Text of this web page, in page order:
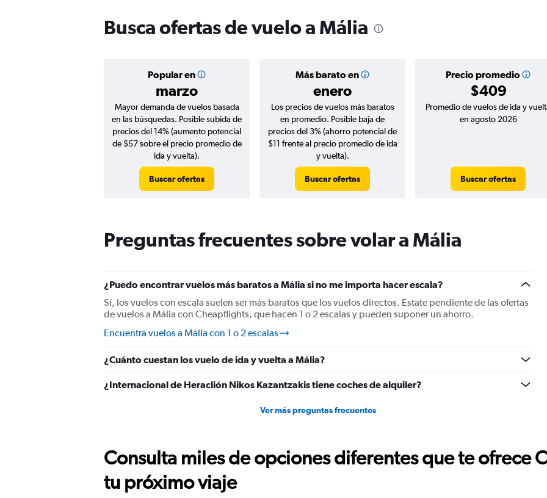
Busca ofertas de vuelo a Mália
Popular en
marzo
Más barato en
enero
Precio promedio
$409
Mayor demanda de vuelos basada
en las búsquedas. Posible subida de
precios del 14% (aumento potencial
de $57 sobre el precio promedio de
ida y vuelta).
Buscar ofertas
Los precios de vuelos más baratos
en promedio. Posible baja de
precios del 3% (ahorro potencial de
$11 frente al precio promedio de ida
y vuelta).
Buscar ofertas
Promedio de vuelos de ida y
en agosto 2026
Buscar ofertas
Preguntas frecuentes sobre volar a Mália
¿Puedo encontrar vuelos más baratos a Mália si no me importa hacer escala?
Sí, los vuelos con escala suelen ser más baratos que los vuelos directos. Estate pendiente de las ofertas
de vuelos a Mália con Cheapflights, que hacen 1 o 2 escalas y pueden suponer un ahorro.
Encuentra vuelos a Mália con 1 o 2 escalas
¿Cuánto cuestan los vuelo de ida y vuelta a Mália?
¿Internacional de Heraclión Nikos Kazantzakis tiene coches de alquiler?
Ver más preguntas frecuentes
Consulta miles de opciones diferentes que te ofrece
tu próximo viaje